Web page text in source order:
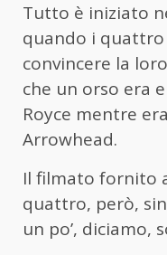
Tutto è iniziato
quando i
convincere la
che un orso era
Royce mentre
Arrowhead.
Il filmato fornito
quattro, però,
un po’, diciamo,